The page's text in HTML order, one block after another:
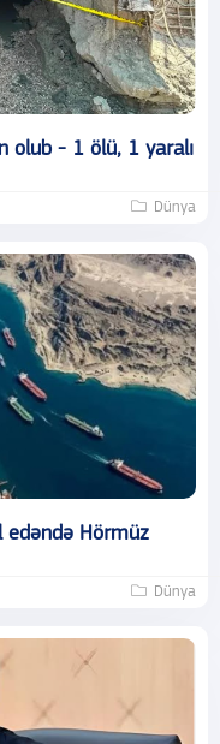
olub - 1 ölü, 1 yaralı
Dünya
edəndə Hörmüz
Dünya